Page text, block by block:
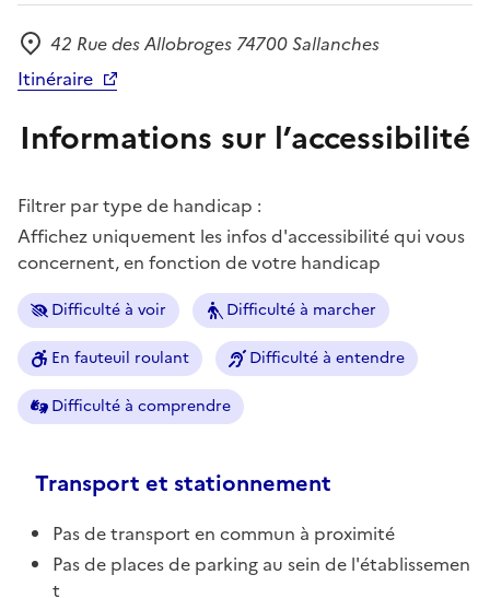
Adresse
42 Rue des Allobroges 74700 Sallanches
Itinéraire
Informations sur l’accessibilité
Filtrer par type de handicap :
Affichez uniquement les infos d'accessibilité qui vous
concernent, en fonction de votre handicap
Difficulté à voir Difficulté à marcher
En fauteuil roulant Difficulté à entendre
Difficulté à comprendre
Transport et stationnement
Pas de transport en commun à proximité
Pas de places de parking au sein de l'établissemen
t